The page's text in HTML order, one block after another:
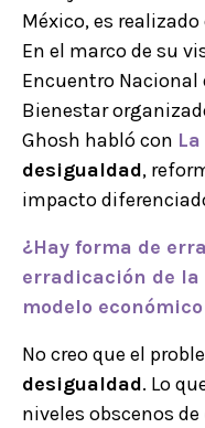
México, es
En el marco de su
Encuentro
Bienestar
Ghosh habló con
desigualdad,
impacto
¿Hay forma de
erradicación de la
modelo
No creo que el
desigualdad. Lo
niveles obscenos de